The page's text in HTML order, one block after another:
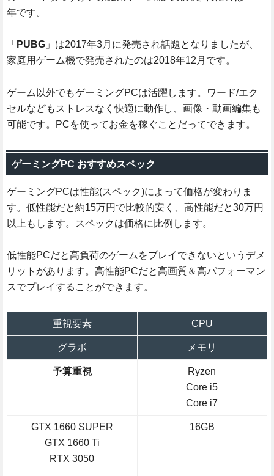
年です。
「 PUBG 」は2017年3月に発売され話題となりましたが、
家庭用ゲーム機で発売されたのは2018年12月です。
ゲーム以外でもゲーミングPCは活躍します。ワード/エク
セルなどもストレスなく快適に動作し、画像・動画編集も
可能です。PCを使ってお金を稼ぐことだってできます。
ゲーミングPC おすすめスペック
ゲーミングPCは性能(スペック)によって価格が変わりま
す。低性能だと約15万円で比較的安く、高性能だと30万円
以上もします。スペックは価格に比例します。
低性能PCだと高負荷のゲームをプレイできないというデメ
リットがあります。高性能PCだと高画質＆高パフォーマン
スでプレイすることができます。
重視要素 CPU
グラボ メモリ
予算重視
Ryzen
Core i5
Core i7
GTX 1660 SUPER
GTX 1660 Ti
RTX 3050
16GB